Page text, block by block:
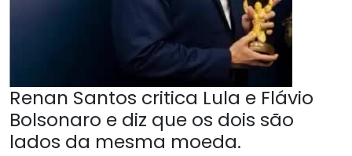
Renan Santos critica Lula e Flávio
Bolsonaro e diz que os dois são
lados da mesma moeda.